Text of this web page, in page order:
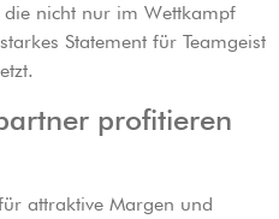
die nicht nur im Wettkampf
Statement für Teamgeist
profitieren
attraktive Margen und